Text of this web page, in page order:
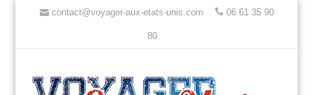
contact@voyager-aux-etats-unis.com 06 61 35 90
80